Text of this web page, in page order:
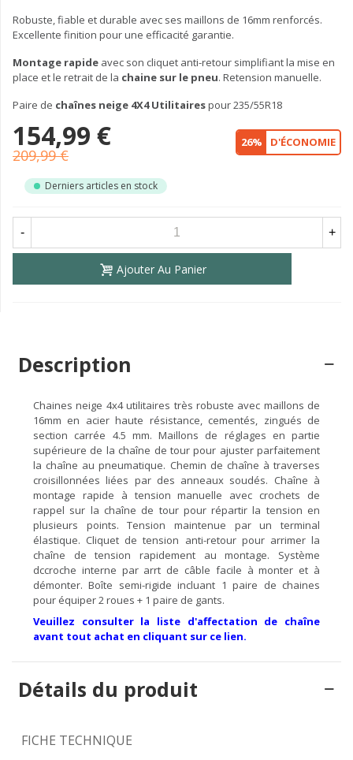
Robuste, fiable et durable avec ses maillons de 16mm renforcés.
Excellente finition pour une efficacité garantie.
Montage rapide avec son cliquet anti-retour simplifiant la mise en
place et le retrait de la chaine sur le pneu. Retension manuelle.
Paire de chaînes neige 4X4 Utilitairespour 235/55R18
154,99 €
209,99 €
26% D'ÉCONOMIE
Derniers articles en stock
- +
Ajouter Au Panier
Description
Chaines neige 4x4 utilitaires très robuste avec maillons de
16mm en acier haute résistance, cementés, zingués de
section carrée 4.5 mm. Maillons de réglages en partie
supérieure de la chaîne de tour pour ajuster parfaitement
la chaîne au pneumatique. Chemin de chaîne à traverses
croisillonnées liées par des anneaux soudés. Chaîne à
montage rapide à tension manuelle avec crochets de
rappel sur la chaîne de tour pour répartir la tension en
plusieurs points. Tension maintenue par un terminal
élastique. Cliquet de tension anti-retour pour arrimer la
chaîne de tension rapidement au montage. Système
dccroche interne par arrt de câble facile à monter et à
démonter. Boîte semi-rigide incluant 1 paire de chaines
pour équiper 2 roues + 1 paire de gants.
Veuillez consulter la liste d'affectation de chaîne
avant tout achat en cliquant sur ce lien.
Détails du produit
FICHE TECHNIQUE